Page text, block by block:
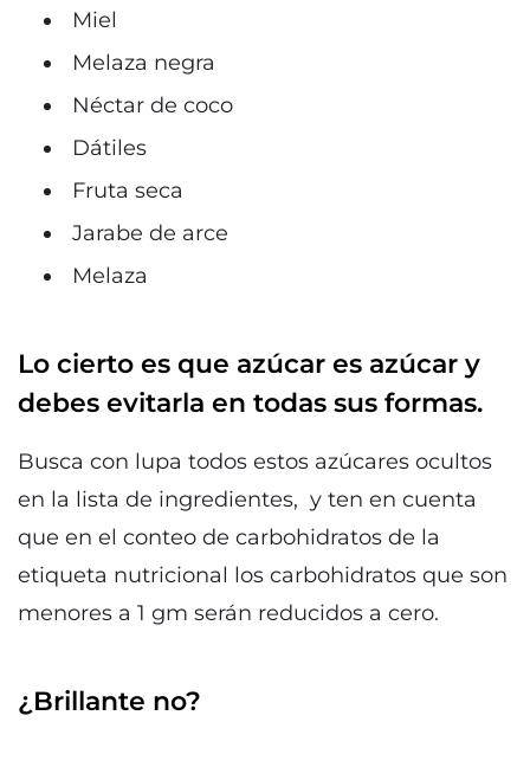
Miel
Melaza negra
Néctar de coco
Dátiles
Fruta seca
Jarabe de arce
Melaza
Lo cierto es que azúcar es azúcar y
debes evitarla en todas sus formas.
Busca con lupa todos estos azúcares ocultos
en la lista de ingredientes, y ten en cuenta
que en el conteo de carbohidratos de la
etiqueta nutricional los carbohidratos que son
menores a 1 gm serán reducidos a cero.
¿Brillante no?